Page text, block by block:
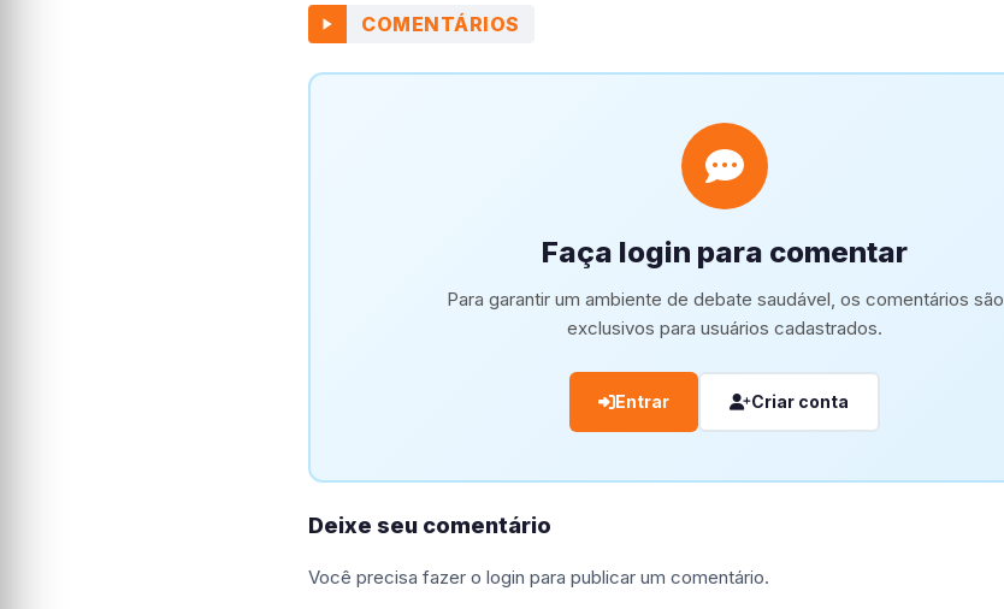
COMENTÁRIOS
Faça login para comentar
Para garantir um ambiente de debate saudável, os comentários são
exclusivos para usuários cadastrados.
Entrar Criar conta
Deixe seu comentário
Você precisa fazer o login para publicar um comentário.